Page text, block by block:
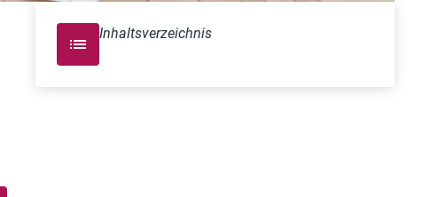
Inhaltsverzeichnis